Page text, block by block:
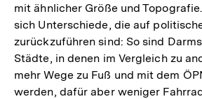
mit ähnlicher Größe und Topografie.
sich Unterschiede, die auf
zurückzuführen sind: So sind
Städte, in denen im Vergleich zu
mehr Wege zu Fuß und mit dem
werden, dafür aber weniger